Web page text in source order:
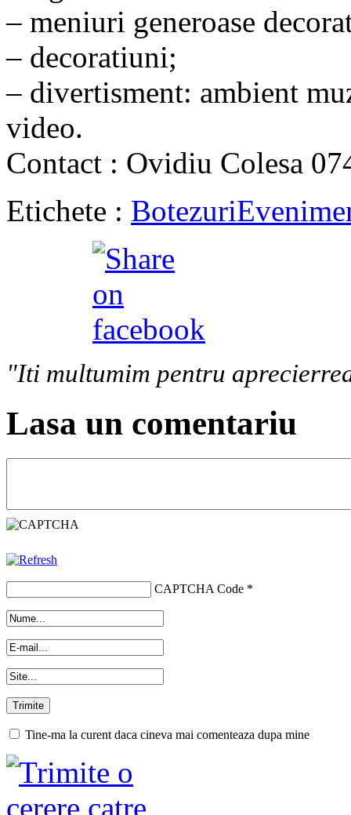
– meniuri generoase
– decoratiuni;
– divertisment: ambient
video.
Contact : Ovidiu Colesa
Etichete : Botezuri
"Iti multumim pentru
Lasa un comentariu
CAPTCHA Code *
Tine-ma la curent daca cineva mai comenteaza dupa mine